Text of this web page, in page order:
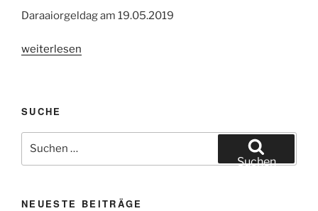
Daraaiorgeldag am 19.05.2019
„Leek
Draaiorgeldag
2019“
weiterlesen
SUCHE
Suchen
nach:
Suchen
NEUESTE BEITRÄGE